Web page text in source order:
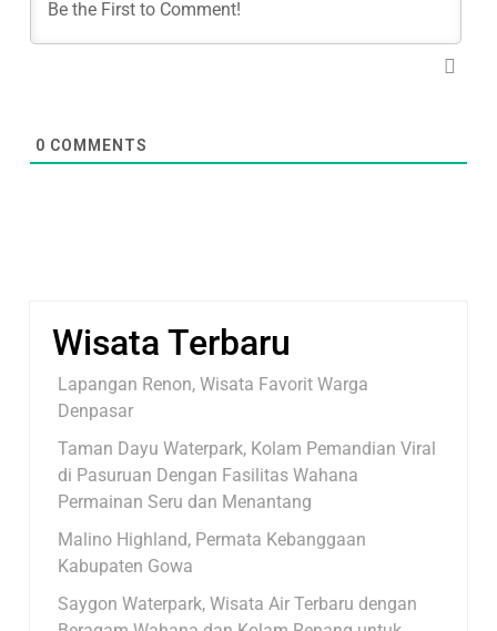
0 COMMENTS
Wisata Terbaru
Lapangan Renon, Wisata Favorit Warga
Denpasar
Taman Dayu Waterpark, Kolam Pemandian Viral
di Pasuruan Dengan Fasilitas Wahana
Permainan Seru dan Menantang
Malino Highland, Permata Kebanggaan
Kabupaten Gowa
Saygon Waterpark, Wisata Air Terbaru dengan